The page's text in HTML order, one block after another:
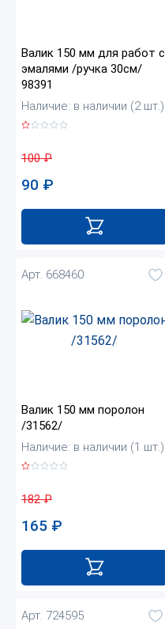
Валик 150 мм для работ с
эмалями /ручка 30см/
98391
Наличие: в наличии (2 шт.)
100₽
90 ₽
Арт. 668460
Валик 150 мм поролон
/31562/
Наличие: в наличии (1 шт.)
182₽
165 ₽
Арт. 724595